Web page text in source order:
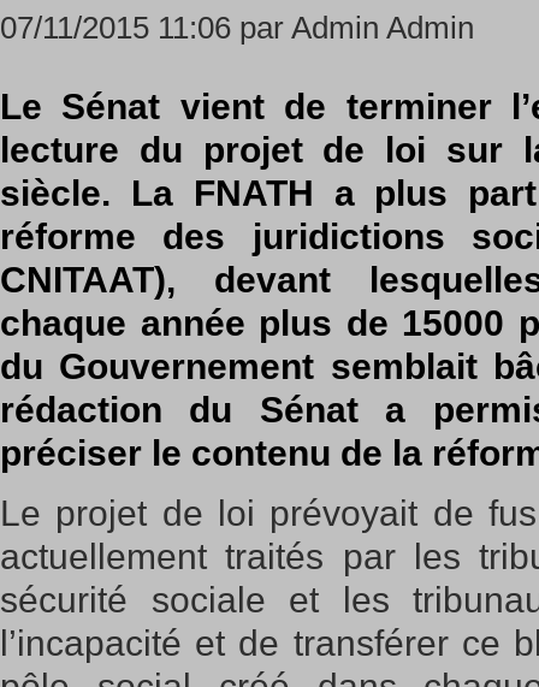
07/11/2015 11:06 par Admin Admin
Le Sénat vient de terminer
lecture du projet de loi sur
siècle. La FNATH a plus
réforme des juridictions
CNITAAT), devant
chaque année plus de 15000
du Gouvernement semblait
rédaction du Sénat a
préciser le contenu de la
Le projet de loi prévoyait de
actuellement traités par les
sécurité sociale et les
l’incapacité et de transférer ce